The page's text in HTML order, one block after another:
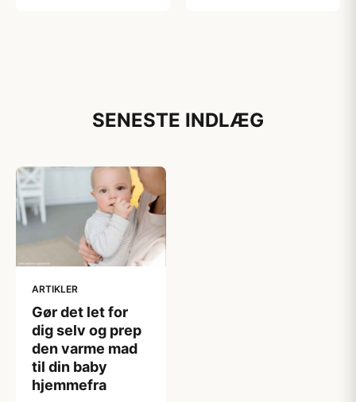
SENESTE INDLÆG
ARTIKLER
Gør det let for
dig selv og prep
den varme mad
til din baby
hjemmefra